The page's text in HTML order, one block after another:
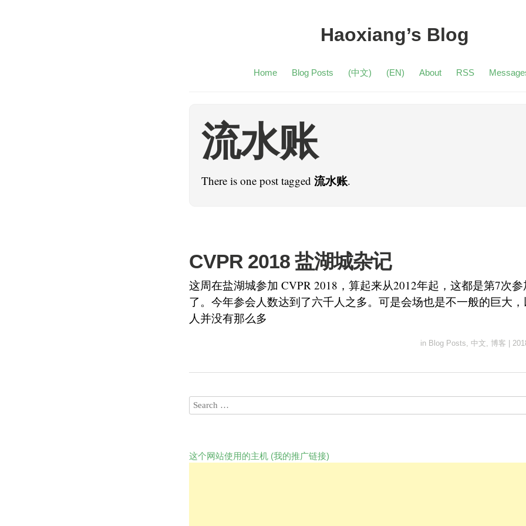
Haoxiang’s Blog
Home Blog Posts (中文) (EN) About RSS
流水账
There is one post tagged 流水账.
CVPR 2018 盐湖城杂记
这周在盐湖城参加 CVPR 2018，算起来从2012年起，这都是第7次
了。今年参会人数达到了六千人之多。可是会场也是不一般的巨大
人并没有那么多
in Blog Posts, 中文, 博客
这个网站使用的主机 (我的推广链接)